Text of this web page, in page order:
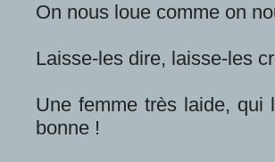
On nous loue comme on
Laisse-les dire, laisse-les
Une femme très laide, qui
bonne !